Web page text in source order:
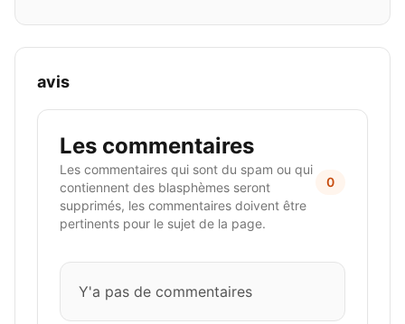
avis
Les commentaires
Les commentaires qui sont du spam ou qui
contiennent des blasphèmes seront
supprimés, les commentaires doivent être
pertinents pour le sujet de la page.
0
Y'a pas de commentaires